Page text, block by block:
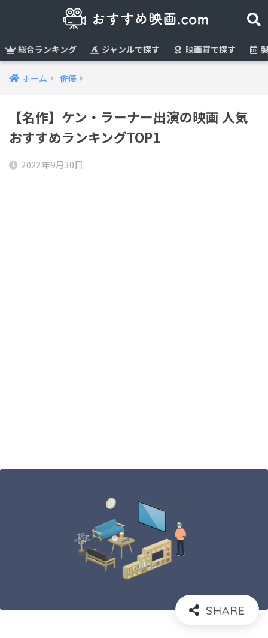
総合ランキング ジャンルで探す 映画賞で探す
ホーム 俳優
【名作】ケン・ラーナー出演の映画 人気
おすすめランキングTOP1
2022年9月30日